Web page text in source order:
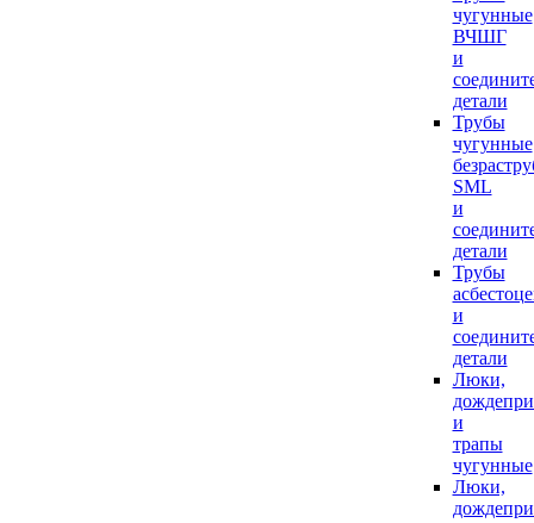
чугунные
ВЧШГ
и
детали
Трубы
чугунные
SML
и
детали
Трубы
и
детали
Люки,
и
трапы
чугунные
Люки,